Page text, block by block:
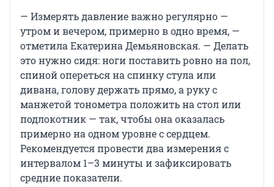
— Измерять давление важно регулярно —
утром и вечером, примерно в одно время, —
отметила Екатерина Демьяновская. — Делать
это нужно сидя: ноги поставить ровно на пол,
спиной опереться на спинку стула или
дивана, голову держать прямо, а руку с
манжетой тонометра положить на стол или
подлокотник — так, чтобы она оказалась
примерно на одном уровне с сердцем.
Рекомендуется провести два измерения с
интервалом 1–3 минуты и зафиксировать
средние показатели.